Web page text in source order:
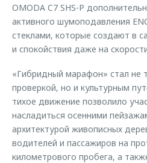
OMODA C7 SHS-P
активного шумоподавления
стеклами, которые создают в
и спокойствия даже на
«Гибридный марафон» стал не
проверкой, но и культурным
тихое движение позволило
насладиться осенними
архитектурой живописных
водителей и пассажиров на
километрового пробега, а